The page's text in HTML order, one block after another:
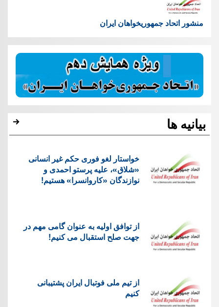
منشور اتحاد جمهوریخواهان ایران
بیانیه ها
خواستار لغو فوری حکم غیر انسانی
«شلاق»، علیه پرستو احمدی و
نوازندگان «کاروانسرا» هستیم!
از توافق اولیه به عنوان گامی مهم در
جهت صلح استقبال می کنیم!
از تیم ملی فوتبال ایران پشتیبانی
کنیم